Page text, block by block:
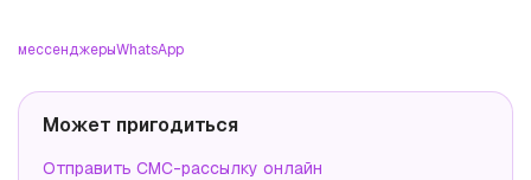
мессенджерыWhatsApp
Может пригодиться
Отправить СМС-рассылку онлайн